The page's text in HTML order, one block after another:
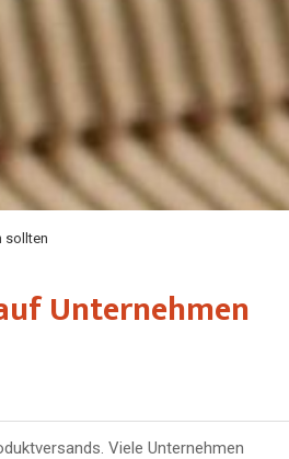
sollten
Unternehmen
Viele Unternehmen